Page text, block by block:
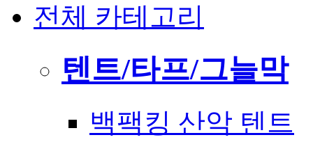
전체 카테고리
텐트/타프/그늘막
백팩킹 산악 텐트